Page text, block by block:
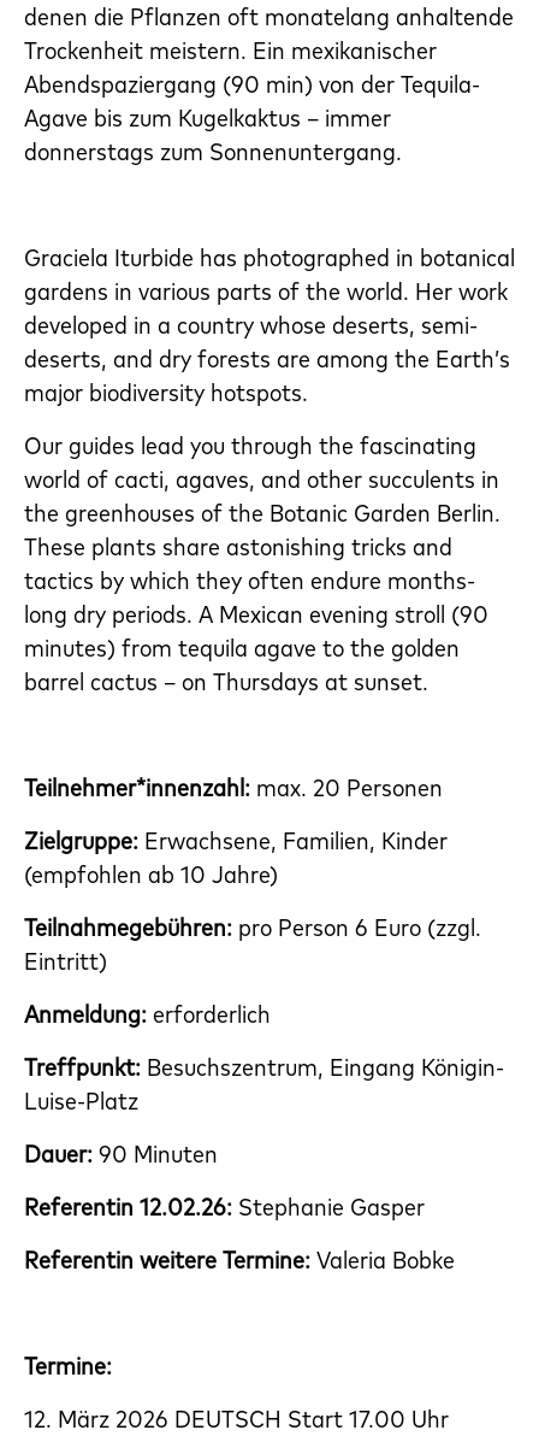
denen die Pflanzen oft monatelang anhaltende
Trockenheit meistern. Ein mexikanischer
Abendspaziergang (90 min) von der Tequila-
Agave bis zum Kugelkaktus – immer
donnerstags zum Sonnenuntergang.
Graciela Iturbide has photographed in botanical
gardens in various parts of the world. Her work
developed in a country whose deserts, semi-
deserts, and dry forests are among the Earth’s
major biodiversity hotspots.
Our guides lead you through the fascinating
world of cacti, agaves, and other succulents in
the greenhouses of the Botanic Garden Berlin.
These plants share astonishing tricks and
tactics by which they often endure months-
long dry periods. A Mexican evening stroll (90
minutes) from tequila agave to the golden
barrel cactus – on Thursdays at sunset.
Teilnehmer*innenzahl: max. 20 Personen
Zielgruppe: Erwachsene, Familien, Kinder
(empfohlen ab 10 Jahre)
Teilnahmegebühren: pro Person 6 Euro (zzgl.
Eintritt)
Anmeldung: erforderlich
Treffpunkt: Besuchszentrum, Eingang Königin-
Luise-Platz
Dauer: 90 Minuten
Referentin 12.02.26: Stephanie Gasper
Referentin weitere Termine: Valeria Bobke
Termine:
12. März 2026 DEUTSCH Start 17.00 Uhr